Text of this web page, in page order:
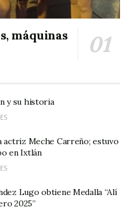
disfrutar de la
sana.
, campeones del torneo,
posible esta gran
máquinas
y su historia
actriz Meche Carreño; estuvo
en Ixtlán
Lugo obtiene Medalla “Alí
2025”